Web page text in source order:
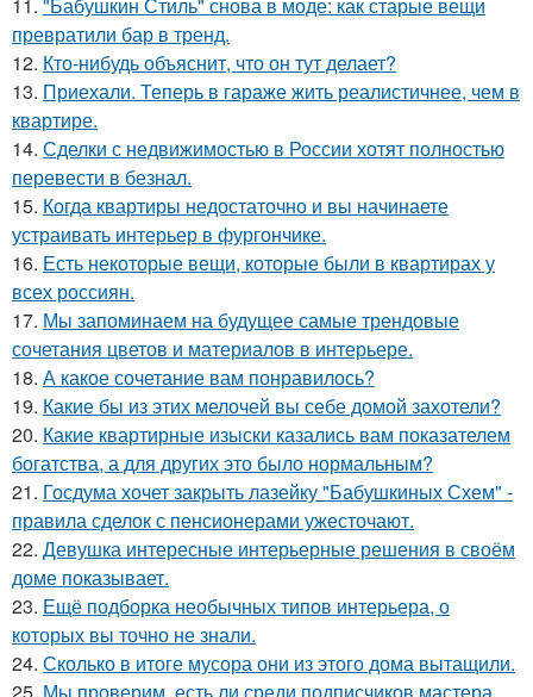
11. "Бабушкин Стиль" снова в моде: как старые вещи
превратили бар в тренд.
12. Кто-нибудь объяснит, что он тут делает?
13. Приехали. Теперь в гараже жить реалистичнее, чем в
квартире.
14. Сделки с недвижимостью в России хотят полностью
перевести в безнал.
15. Когда квартиры недостаточно и вы начинаете
устраивать интерьер в фургончике.
16. Есть некоторые вещи, которые были в квартирах у
всех россиян.
17. Мы запоминаем на будущее самые трендовые
сочетания цветов и материалов в интерьере.
18. А какое сочетание вам понравилось?
19. Какие бы из этих мелочей вы себе домой захотели?
20. Какие квартирные изыски казались вам показателем
богатства, а для других это было нормальным?
21. Госдума хочет закрыть лазейку "Бабушкиных Схем" -
правила сделок с пенсионерами ужесточают.
22. Девушка интересные интерьерные решения в своём
доме показывает.
23. Ещё подборка необычных типов интерьера, о
которых вы точно не знали.
24. Сколько в итоге мусора они из этого дома вытащили.